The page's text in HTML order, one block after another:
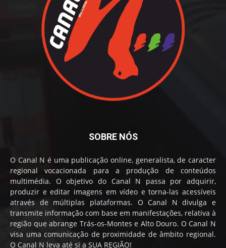
SOBRE NÓS
O Canal N é uma publicação online, generalista, de caracter
regional vocacionada para a produção de conteúdos
multimédia. O objetivo do Canal N passa por adquirir,
produzir e editar imagens em vídeo e torna-las acessíveis
através de múltiplas plataformas. O Canal N divulga e
transmite informação com base em manifestações, relativa à
região que abrange Trás-os-Montes e Alto Douro. O Canal N
visa uma comunicação de proximidade de âmbito regional.
O Canal N leva até si a SUA REGIÃO!